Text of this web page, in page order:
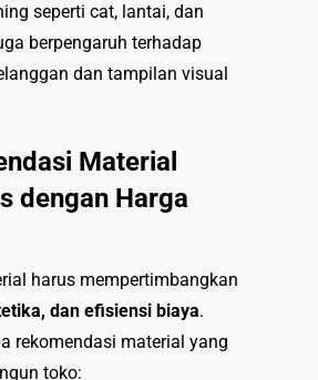
seperti cat, lantai, dan
berpengaruh terhadap
dan tampilan visual
Material
dengan Harga
harus mempertimbangkan
dan efisiensi biaya.
rekomendasi material yang
toko: